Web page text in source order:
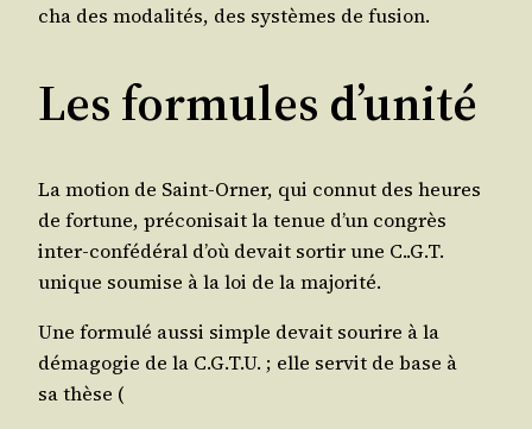
cha des moda­li­tés, des sys­tèmes de fusion.
Les formules d’unité
La motion de Saint-Orner, qui connut des heures
de for­tune, pré­co­ni­sait la tenue d’un congrès
inter-confé­dé­ral d’où devait sor­tir une C..G.T.
unique sou­mise à la loi de la majorité.
Une for­mu­lé aus­si simple devait sou­rire à la
déma­go­gie de la C.G.T.U. ; elle ser­vit de base à
sa thèse (